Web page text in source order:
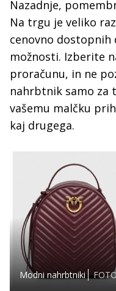
Nazadnje,
Na trgu je veliko
cenovno dostopnih
možnosti. Izberite
proračunu, in ne
nahrbtnik samo za
vašemu malčku
kaj drugega.
Modni nahrbtniki